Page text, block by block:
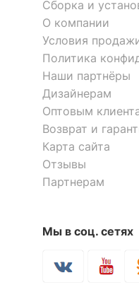
Сборка и
О компании
Условия
Политика
Наши партнёры
Дизайнерам
Оптовым
Возврат и
Карта сайта
Отзывы
Партнерам
Мы в соц. сетях